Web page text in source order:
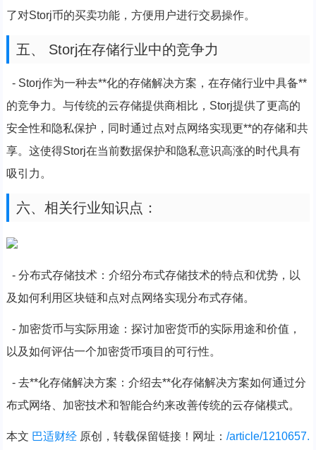
了对Storj币的买卖功能，方便用户进行交易操作。
五、 Storj在存储行业中的竞争力
- Storj作为一种去**化的存储解决方案，在存储行业中具备**
的竞争力。与传统的云存储提供商相比，Storj提供了更高的
安全性和隐私保护，同时通过点对点网络实现更**的存储和共
享。这使得Storj在当前数据保护和隐私意识高涨的时代具有
吸引力。
六、相关行业知识点：
- 分布式存储技术：介绍分布式存储技术的特点和优势，以
及如何利用区块链和点对点网络实现分布式存储。
- 加密货币与实际用途：探讨加密货币的实际用途和价值，
以及如何评估一个加密货币项目的可行性。
- 去**化存储解决方案：介绍去**化存储解决方案如何通过分
布式网络、加密技术和智能合约来改善传统的云存储模式。
本文 巴适财经原创，转载保留链接！网址： /article/1210657.